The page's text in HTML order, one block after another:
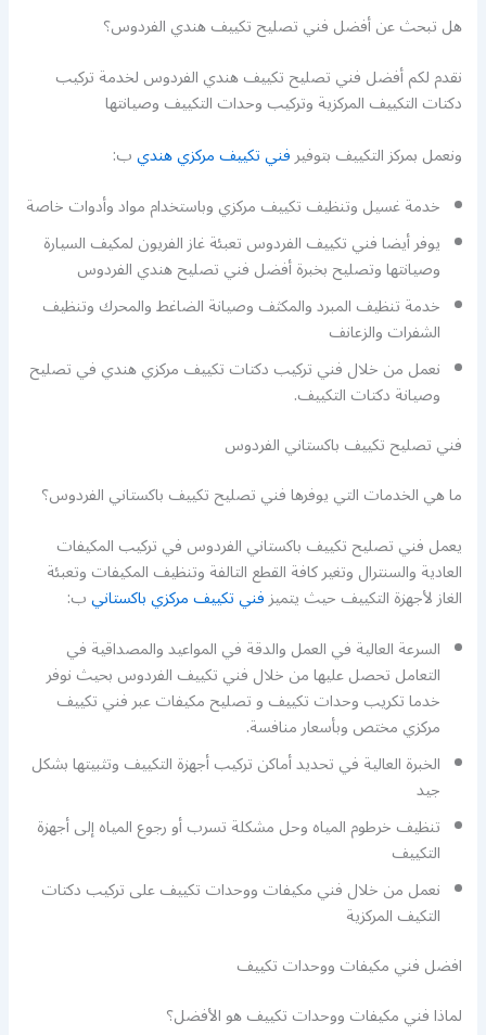
هل تبحث عن أفضل فني تصليح تكييف هندي الفردوس؟
نقدم لكم أفضل فني تصليح تكييف هندي الفردوس لخدمة تركيب
دكتات التكييف المركزية وتركيب وحدات التكييف وصيانتها
ونعمل بمركز التكييف بتوفيرفني تكييف مركزي هنديب:
خدمة غسيل وتنظيف تكييف مركزي وباستخدام مواد وأدوات خاصة
يوفر أيضا فني تكييف الفردوس تعبئة غاز الفريون لمكيف السيارة
وصيانتها وتصليح بخبرة أفضل فني تصليح هندي الفردوس
خدمة تنظيف المبرد والمكثف وصيانة الضاغط والمحرك وتنظيف
الشفرات والزعانف
نعمل من خلال فني تركيب دكتات تكييف مركزي هندي في تصليح
وصيانة دكتات التكييف.
فني تصليح تكييف باكستاني الفردوس
ما هي الخدمات التي يوفرها فني تصليح تكييف باكستاني الفردوس؟
يعمل فني تصليح تكييف باكستاني الفردوس في تركيب المكيفات
العادية والسنترال وتغير كافة القطع التالفة وتنظيف المكيفات وتعبئة
الغاز لأجهزة التكييف حيث يتميزفني تكييف مركزي باكستانيب:
السرعة العالية في العمل والدقة في المواعيد والمصداقية في
التعامل تحصل عليها من خلال فني تكييف الفردوس بحيث نوفر
خدما تكريب وحدات تكييف و تصليح مكيفات عبر فني تكييف
مركزي مختص وبأسعار منافسة.
الخبرة العالية في تحديد أماكن تركيب أجهزة التكييف وتثبيتها بشكل
جيد
تنظيف خرطوم المياه وحل مشكلة تسرب أو رجوع المياه إلى أجهزة
التكييف
نعمل من خلال فني مكيفات ووحدات تكييف على تركيب دكتات
التكيف المركزية
افضل فني مكيفات ووحدات تكييف
لماذا فني مكيفات ووحدات تكييف هو الأفضل؟